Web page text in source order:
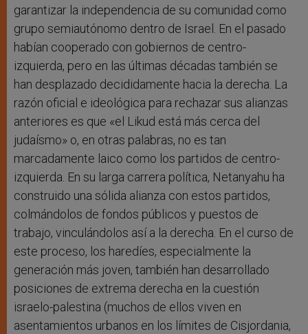
garantizar la independencia de su comunidad como
grupo semiautónomo dentro de Israel. En el pasado
habían cooperado con gobiernos de centro-
izquierda, pero en las últimas décadas también se
han desplazado decididamente hacia la derecha. La
razón oficial e ideológica para rechazar sus alianzas
anteriores es que «el Likud está más cerca del
judaísmo» o, en otras palabras, no es tan
marcadamente laico como los partidos de centro-
izquierda. En su larga carrera política, Netanyahu ha
construido una sólida alianza con estos partidos,
colmándolos de fondos públicos y puestos de
trabajo, vinculándolos así a la derecha. En el curso de
este proceso, los haredíes, especialmente la
generación más joven, también han desarrollado
posiciones de extrema derecha en la cuestión
israelo-palestina (muchos de ellos viven en
asentamientos urbanos en los límites de Cisjordania,